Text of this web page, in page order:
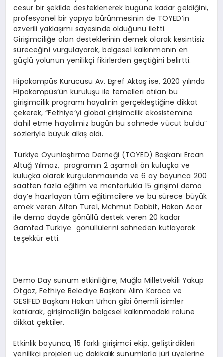
cesur bir şekilde desteklenerek bugüne kadar geldiğini,
profesyonel bir yapıya bürünmesinin de TOYED’in
özverili yaklaşımı sayesinde olduğunu iletti.
Girişimciliğe olan desteklerinin dernek olarak kesintisiz
süreceğini vurgulayarak, bölgesel kalkınmanın en
güçlü yolunun yenilikçi fikirlerden geçtiğini belirtti.
Hipokampüs Kurucusu Av. Eşref Aktaş ise, 2020 yılında
Hipokampüs’ün kuruluşu ile temelleri atılan bu
girişimcilik programı hayalinin gerçekleştiğine dikkat
çekerek, “Fethiye’yi global girişimcilik ekosistemine
dahil etme hayalimiz bugün bu sahnede vücut buldu”
sözleriyle büyük alkış aldı.
Türkiye Oyunlaştırma Derneği (TOYED) Başkanı Ercan
Altuğ Yılmaz, programın 2 aşamalı ön kuluçka ve
kuluçka olarak kurgulanmasında ve 6 ay boyunca 200
saatten fazla eğitim ve mentorlukla 15 girişimi demo
day’e hazırlayan tüm eğitimcilere ve bu sürece büyük
emek veren Altan Türel, Mahmut Dabbit, Hakan Acar
ile demo dayde gönüllü destek veren 20 kadar
Gamfed Türkiye gönüllülerini sahneden kutlayarak
teşekkür etti.
Demo Day sunum etkinliğine; Muğla Milletvekili Yakup
Otgöz, Fethiye Belediye Başkanı Alim Karaca ve
GESİFED Başkanı Hakan Urhan gibi önemli isimler
katılarak, girişimciliğin bölgesel kalkınmadaki rolüne
dikkat çektiler.
Etkinlik boyunca, 15 farklı girişimci ekip, geliştirdikleri
yenilikçi projeleri üç dakikalık sunumlarla jüri üyelerine